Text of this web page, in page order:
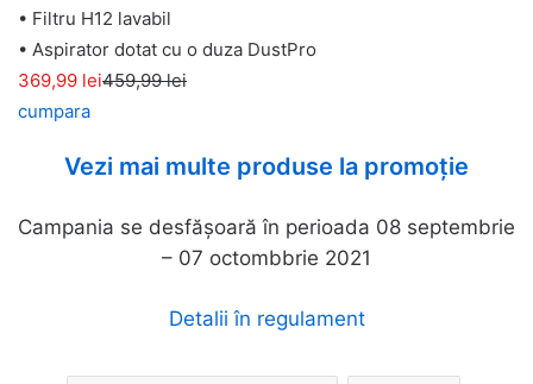
• Filtru H12 lavabil
• Aspirator dotat cu o duza DustPro
369,99 lei459,99 lei
cumpara
Vezi mai multe produse la promoție
Campania se desfășoară în perioada 08 septembrie
– 07 octombbrie 2021
Detalii în regulament